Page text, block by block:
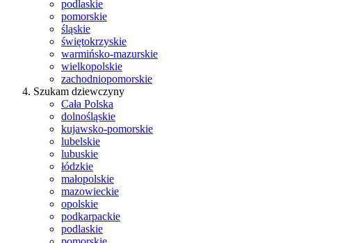
podlaskie
pomorskie
śląskie
świętokrzyskie
warmińsko-mazurskie
wielkopolskie
zachodniopomorskie
Szukam dziewczyny
Cała Polska
dolnośląskie
kujawsko-pomorskie
lubelskie
lubuskie
łódzkie
małopolskie
mazowieckie
opolskie
podkarpackie
podlaskie